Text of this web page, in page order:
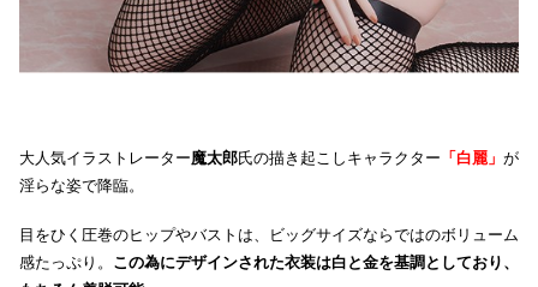
大人気イラストレーター魔太郎氏の描き起こしキャラクター 「白麗」 が
淫らな姿で降臨。
目をひく圧巻のヒップやバストは、ビッグサイズならではのボリューム
感たっぷり。 この為にデザインされた衣装は白と金を基調としており、